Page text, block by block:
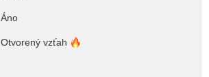
Áno
Otvorený vzťah